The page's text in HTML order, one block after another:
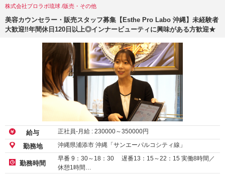
株式会社プロラボ琉球 /販売・その他
美容カウンセラー・販売スタッフ募集【Esthe Pro Labo 沖縄】未経験者
大歓迎‼︎年間休日120日以上◎インナービューティに興味がある方歓迎★
給与 正社員-月給 : 230000～350000円
勤務地 沖縄県浦添市 沖縄「サンエーパルコシティ線」
勤務時間
早番 9：30～18：30 遅番13：15～22：15 実働8時間／
休憩1時間…